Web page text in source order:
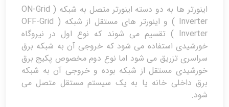
اینورتر ها به دو دسته اینورتر متصل به شبکه ( ON-Grid
Inverter ) و اینورتر های مستقل از شبکه ( OFF-Grid
Inverter ) تقسیم می شوند که نوع اول در نیروگاه
خورشیدی استفاده می شود که خروجی آن به شبکه برق
سراسری تزریق می شود اما نوع دوم مخصوص پکیج برق
خورشیدی مستقل از شبکه بوده و خروجی آن به شبکه
برق داخلی خانه یا به یک سیستم مستقل متصل می
شود.